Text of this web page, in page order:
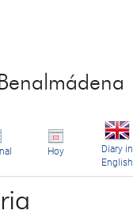
Hoy
Diary in
English